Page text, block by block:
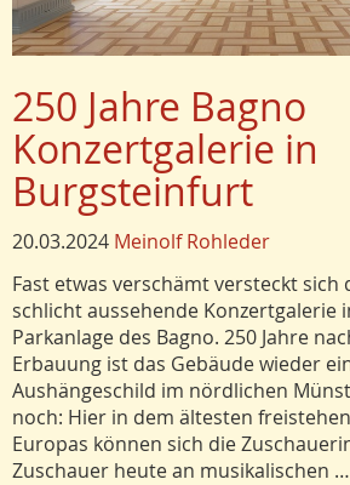
250 Jahre Bagno
Konzertgalerie in
Burgsteinfurt
20.03.2024 Meinolf Rohleder
Fast etwas verschämt versteckt sich
schlicht aussehende Konzertgalerie
Parkanlage des Bagno. 250 Jahre
Erbauung ist das Gebäude wieder
Aushängeschild im nördlichen
noch: Hier in dem ältesten
Europas können sich die
Zuschauer heute an musikalischen …